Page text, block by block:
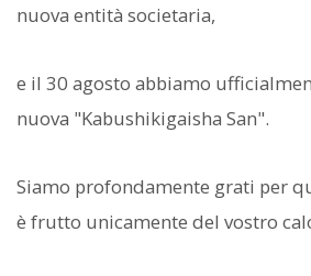
nuova entità societaria,
e il 30 agosto abbiamo
nuova "Kabushikigaisha San".
Siamo profondamente grati per
è frutto unicamente del vostro